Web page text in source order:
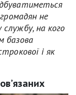
громадян не
службу, на кого
базова
і як